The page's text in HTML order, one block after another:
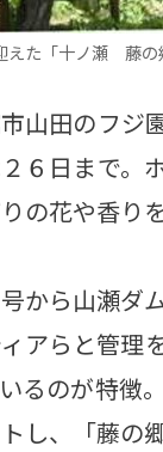
えた「十ノ瀬 藤の
山田のフジ
６日まで。
の花や香り
から山瀬ダ
アらと管理
るのが特徴
し、「藤の